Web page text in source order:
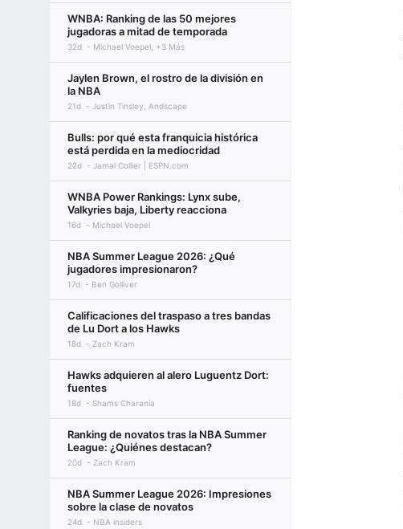
WNBA: Ranking de las 50 mejores
jugadoras a mitad de temporada
32d Michael Voepel, +3 Más
Jaylen Brown, el rostro de la división en
la NBA
21d Justin Tinsley, Andscape
Bulls: por qué esta franquicia histórica
está perdida en la mediocridad
22d Jamal Collier | ESPN.com
WNBA Power Rankings: Lynx sube,
Valkyries baja, Liberty reacciona
16d Michael Voepel
NBA Summer League 2026: ¿Qué
jugadores impresionaron?
17d Ben Golliver
Calificaciones del traspaso a tres bandas
de Lu Dort a los Hawks
18d Zach Kram
Hawks adquieren al alero Luguentz Dort:
fuentes
18d Shams Charania
Ranking de novatos tras la NBA Summer
League: ¿Quiénes destacan?
20d Zach Kram
NBA Summer League 2026: Impresiones
sobre la clase de novatos
24d NBA insiders